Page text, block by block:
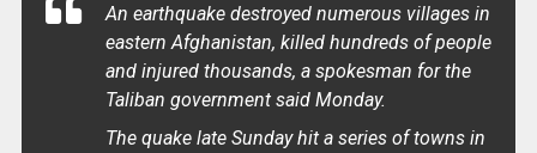
An earthquake destroyed numerous villages in
eastern Afghanistan, killed hundreds of people
and injured thousands, a spokesman for the
Taliban government said Monday.
The quake late Sunday hit a series of towns in